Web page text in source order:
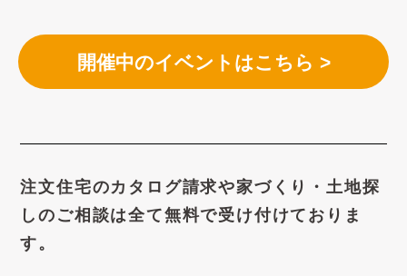
開催中のイベントはこちら >
注文住宅のカタログ請求や家づくり・土地探
しのご相談は全て無料で受け付けておりま
す。